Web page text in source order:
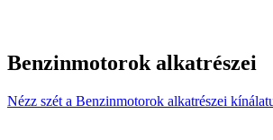
Benzinmotorok alkatrészei
Nézz szét a Benzinmotorok alkatrészei